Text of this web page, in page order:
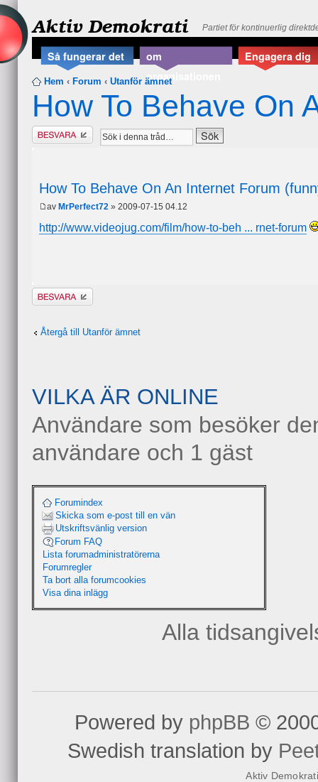
Aktiv Demokrati Partiet för kontinuerlig
Så fungerar det
om
organisationen
Engagera dig
Hem ‹ Forum ‹ Utanför ämnet
How To Behave On
Besvara
How To Behave On An Internet Forum
av MrPerfect72 » 2009-07-15 04.12
http://www.videojug.com/film/how-to-beh ... rnet-forum
Besvara
Återgå till Utanför ämnet
VILKA ÄR ONLINE
Användare som besöker
användare och 1 gäst
Forumindex
Skicka som e-post till en vän
Utskriftsvänlig version
Forum FAQ
Lista forumadministratörerna
Forumregler
Ta bort alla forumcookies
Visa dina inlägg
Alla
Powered by phpBB ©
Swedish translation by
Aktiv Demokrati